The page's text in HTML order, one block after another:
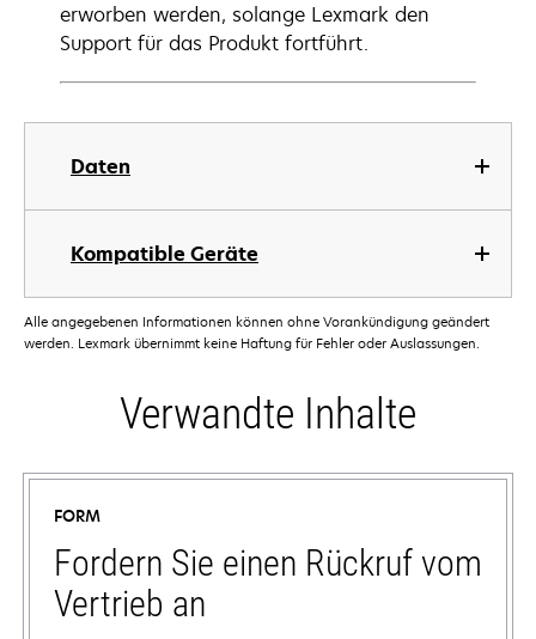
Daten
Kompatible Geräte
erworben werden, solange Lexmark den
Support für das Produkt fortführt.
Alle angegebenen Informationen können ohne Vorankündigung geändert
werden. Lexmark übernimmt keine Haftung für Fehler oder Auslassungen.
Verwandte Inhalte
FORM
Fordern Sie einen Rückruf vom
Vertrieb an